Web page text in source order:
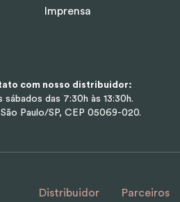
Imprensa
com nosso distribuidor:
sábados das 7:30h às 13:30h.
Paulo/SP, CEP 05069-020.
Distribuidor Parceiros